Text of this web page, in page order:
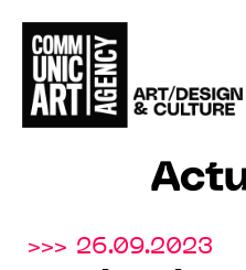
>>> 26.09.2023